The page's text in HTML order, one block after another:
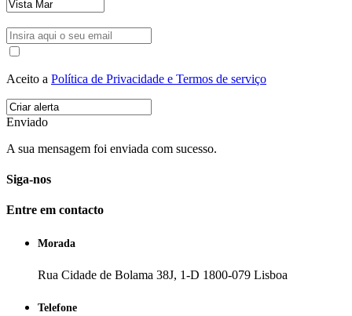
Aceito a Política de Privacidade e Termos de serviço
Enviado
A sua mensagem foi enviada com sucesso.
Siga-nos
Entre em contacto
Morada
Rua Cidade de Bolama 38J, 1-D 1800-079 Lisboa
Telefone